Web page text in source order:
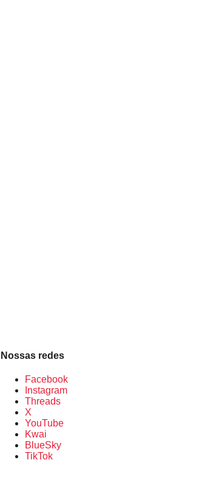
Nossas redes
Facebook
Instagram
Threads
X
YouTube
Kwai
BlueSky
TikTok